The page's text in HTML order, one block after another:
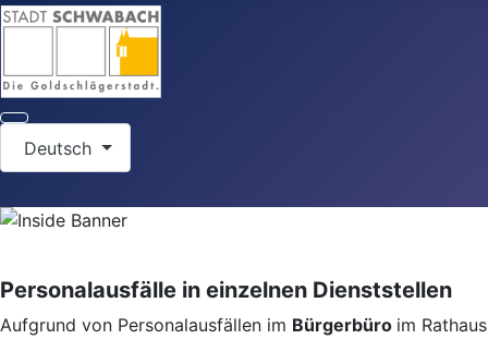
Deutsch
Personalausfälle in einzelnen Dienststellen
Aufgrund von Personalausfällen im Bürgerbüro im Rathaus